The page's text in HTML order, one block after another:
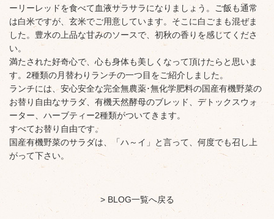
ーリーレッドを食べて血液サラサラになりましょう。ご飯も通常
は白米ですが、玄米でご用意しています。そこに白ごまも混ぜま
した。豊水の上品な甘みのソースで、初秋の香りを感じてくださ
い。
満たされた好奇心で、心も身体も美しくなって頂けたらと思いま
す。2種類の月替わりランチの一つ目をご紹介しました。
ランチには、安心安全な完全無農薬･無化学肥料の国産有機野菜の
お替り自由なサラダ、有機天然酵母のブレッド、デトックスウォ
ーター、ハーブティー2種類がついてきます。
すべてお替り自由です。
国産有機野菜のサラダは、「ハ～イ」と言って、何度でも召し上
がって下さい。
> BLOG一覧へ戻る